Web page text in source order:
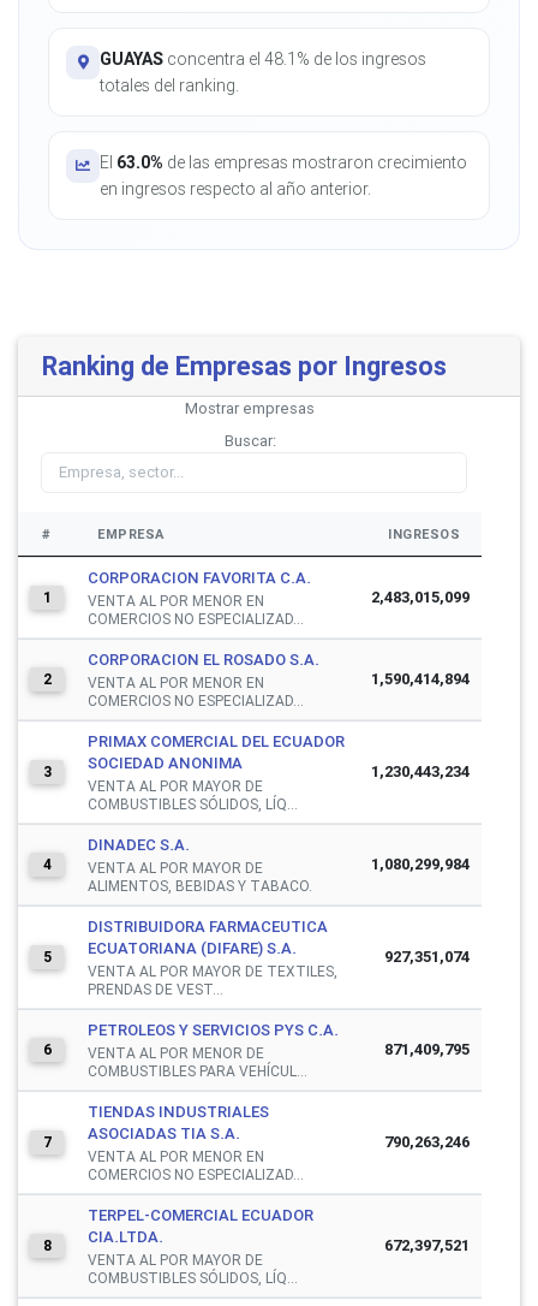
GUAYAS concentra el 48.1% de los ingresos
totales del ranking.
El 63.0% de las empresas mostraron crecimiento
en ingresos respecto al año anterior.
Ranking de Empresas por Ingresos
Mostrar empresas
Buscar:
# EMPRESA INGRESOS
1
CORPORACION FAVORITA C.A.
VENTA AL POR MENOR EN
COMERCIOS NO ESPECIALIZAD...
2,483,015,099
2
CORPORACION EL ROSADO S.A.
VENTA AL POR MENOR EN
COMERCIOS NO ESPECIALIZAD...
1,590,414,894
3
PRIMAX COMERCIAL DEL ECUADOR
SOCIEDAD ANONIMA
VENTA AL POR MAYOR DE
COMBUSTIBLES SÓLIDOS, LÍQ...
1,230,443,234
4
DINADEC S.A.
VENTA AL POR MAYOR DE
ALIMENTOS, BEBIDAS Y TABACO.
1,080,299,984
5
DISTRIBUIDORA FARMACEUTICA
ECUATORIANA (DIFARE) S.A.
VENTA AL POR MAYOR DE TEXTILES,
PRENDAS DE VEST...
927,351,074
6
PETROLEOS Y SERVICIOS PYS C.A.
VENTA AL POR MENOR DE
COMBUSTIBLES PARA VEHÍCUL...
871,409,795
7
TIENDAS INDUSTRIALES
ASOCIADAS TIA S.A.
VENTA AL POR MENOR EN
COMERCIOS NO ESPECIALIZAD...
790,263,246
8
TERPEL-COMERCIAL ECUADOR
CIA.LTDA.
VENTA AL POR MAYOR DE
COMBUSTIBLES SÓLIDOS, LÍQ...
672,397,521